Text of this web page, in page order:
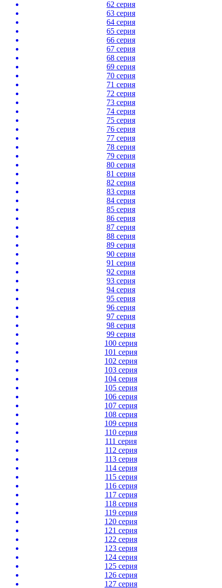
62 серия
63 серия
64 серия
65 серия
66 серия
67 серия
68 серия
69 серия
70 серия
71 серия
72 серия
73 серия
74 серия
75 серия
76 серия
77 серия
78 серия
79 серия
80 серия
81 серия
82 серия
83 серия
84 серия
85 серия
86 серия
87 серия
88 серия
89 серия
90 серия
91 серия
92 серия
93 серия
94 серия
95 серия
96 серия
97 серия
98 серия
99 серия
100 серия
101 серия
102 серия
103 серия
104 серия
105 серия
106 серия
107 серия
108 серия
109 серия
110 серия
111 серия
112 серия
113 серия
114 серия
115 серия
116 серия
117 серия
118 серия
119 серия
120 серия
121 серия
122 серия
123 серия
124 серия
125 серия
126 серия
127 серия